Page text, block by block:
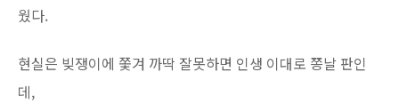
웠다.
현실은 빚쟁이에 쫓겨 까딱 잘못하면 인생 이대로 쫑날 판인
데,